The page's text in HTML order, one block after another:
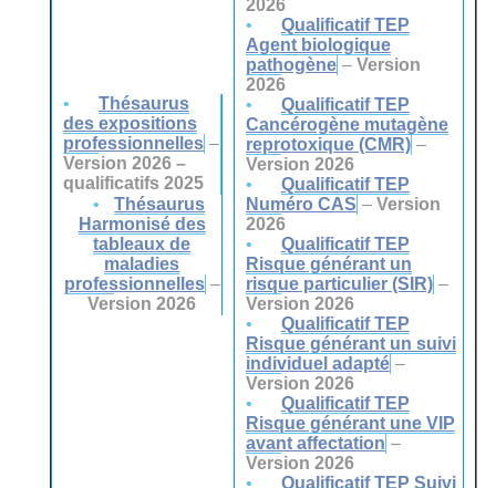
Thésaurus
des expositions
professionnelles –
Version 2026 –
qualificatifs 2025
Thésaurus
Harmonisé des
tableaux de
maladies
professionnelles –
Version 2026
2026
Qualificatif TEP
Agent biologique
pathogène – Version
2026
Qualificatif TEP
Cancérogène mutagène
reprotoxique (CMR) –
Version 2026
Qualificatif TEP
Numéro CAS – Version
2026
Qualificatif TEP
Risque générant un
risque particulier (SIR) –
Version 2026
Qualificatif TEP
Risque générant un suivi
individuel adapté –
Version 2026
Qualificatif TEP
Risque générant une VIP
avant affectation –
Version 2026
Qualificatif TEP Suivi